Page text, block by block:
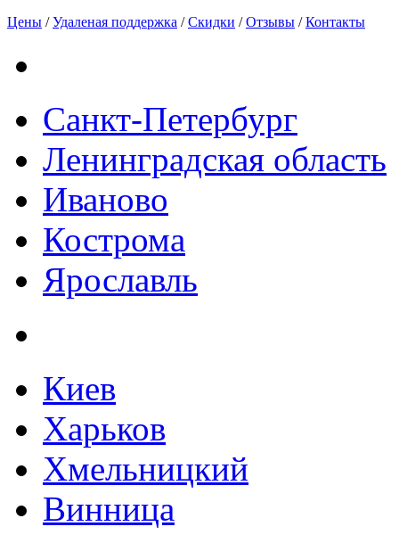
Цены /Удаленая поддержка /Скидки /Отзывы /Контакты
Санкт-Петербург
Ленинградская область
Иваново
Кострома
Ярославль
Киев
Харьков
Хмельницкий
Винница